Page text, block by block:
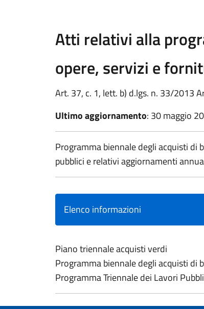
Atti relativi alla
opere, servizi e
Art. 37, c. 1, lett. b) d.lgs. n. 33/2013
Ultimo aggiornamento: 30 maggio
Programma biennale degli acquisti di
pubblici e relativi aggiornamenti
Elenco informazioni
Piano triennale acquisti verdi
Programma biennale degli acquisti di
Programma Triennale dei Lavori